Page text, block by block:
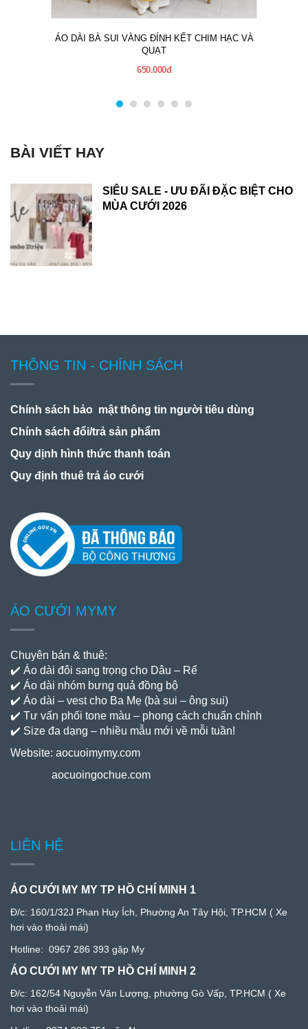
ÁO DÀI BÀ SUI VÀNG ĐÍNH KẾT CHIM HẠC VÀ
QUẠT
650.000đ
BÀI VIẾT HAY
SIÊU SALE - ƯU ĐÃI ĐẶC BIỆT CHO
MÙA CƯỚI 2026
THÔNG TIN - CHÍNH SÁCH
Chính sách bảo mật thông tin người tiêu dùng
Chính sách đổi/trả sản phẩm
Quy dịnh hình thức thanh toán
Quy định thuê trả áo cưới
ÁO CƯỚI MYMY
Chuyên bán & thuê:
✔️ Áo dài đôi sang trọng cho Dâu – Rể
✔️ Áo dài nhóm bưng quả đồng bộ
✔️ Áo dài – vest cho Ba Mẹ (bà sui – ông sui)
✔️ Tư vấn phối tone màu – phong cách chuẩn chỉnh
✔️ Size đa dạng – nhiều mẫu mới về mỗi tuần!
Website: aocuoimymy.com
aocuoingochue.com
LIÊN HỆ
ÁO CƯỚI MY MY TP HỒ CHÍ MINH 1
Đ/c: 160/1/32J Phan Huy Ích, Phường An Tây Hội, TP.HCM ( Xe
hơi vào thoải mái)
Hotline: 0967 286 393 gặp My
ÁO CƯỚI MY MY TP HỒ CHÍ MINH 2
Đ/c: 162/54 Nguyễn Văn Lượng, phường Gò Vấp, TP.HCM ( Xe
hơi vào thoải mái)